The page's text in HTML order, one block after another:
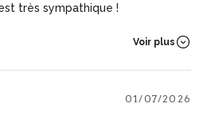
très sympathique !
Voir plus
01/07/2026